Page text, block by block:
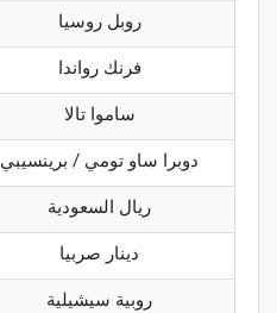
روبل روسيا
فرنك رواندا
ساموا تالا
دوبرا ساو تومي / برينسيبي
ريال السعودية
دينار صربيا
روبية سيشيلية